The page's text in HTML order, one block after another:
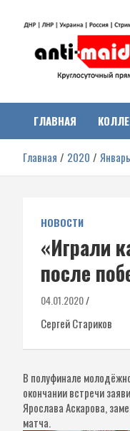
Украине
о гражданской войне
ДНР, ЛНР и других
ГЛАВНАЯ
Главная 2020 Январь
НОВОСТИ
«Играли
после
04.01.2020
Сергей Стариков
В полуфинале
окончании встречи
Ярослава Аскарова,
матча.